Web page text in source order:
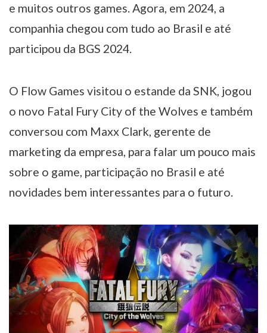
e muitos outros games. Agora, em 2024, a
companhia chegou com tudo ao Brasil e até
participou da BGS 2024.
O Flow Games visitou o estande da SNK, jogou
o novo Fatal Fury City of the Wolves e também
conversou com Maxx Clark, gerente de
marketing da empresa, para falar um pouco mais
sobre o game, participação no Brasil e até
novidades bem interessantes para o futuro.